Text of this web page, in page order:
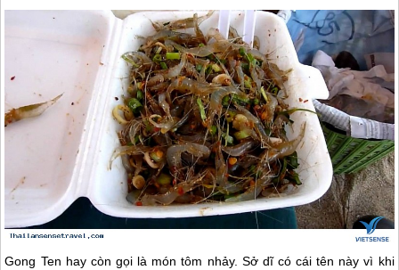
Gong Ten hay còn gọi là món tôm nhảy. Sở dĩ có cái tên này vì khi